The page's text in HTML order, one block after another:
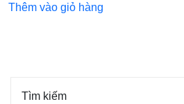
Thêm vào giỏ hàng
Tìm kiếm